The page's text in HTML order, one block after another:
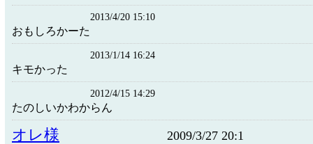
2013/4/20 15:10
おもしろかーた
2013/1/14 16:24
キモかった
2012/4/15 14:29
たのしいかわからん
オレ様 2009/3/27 20:1